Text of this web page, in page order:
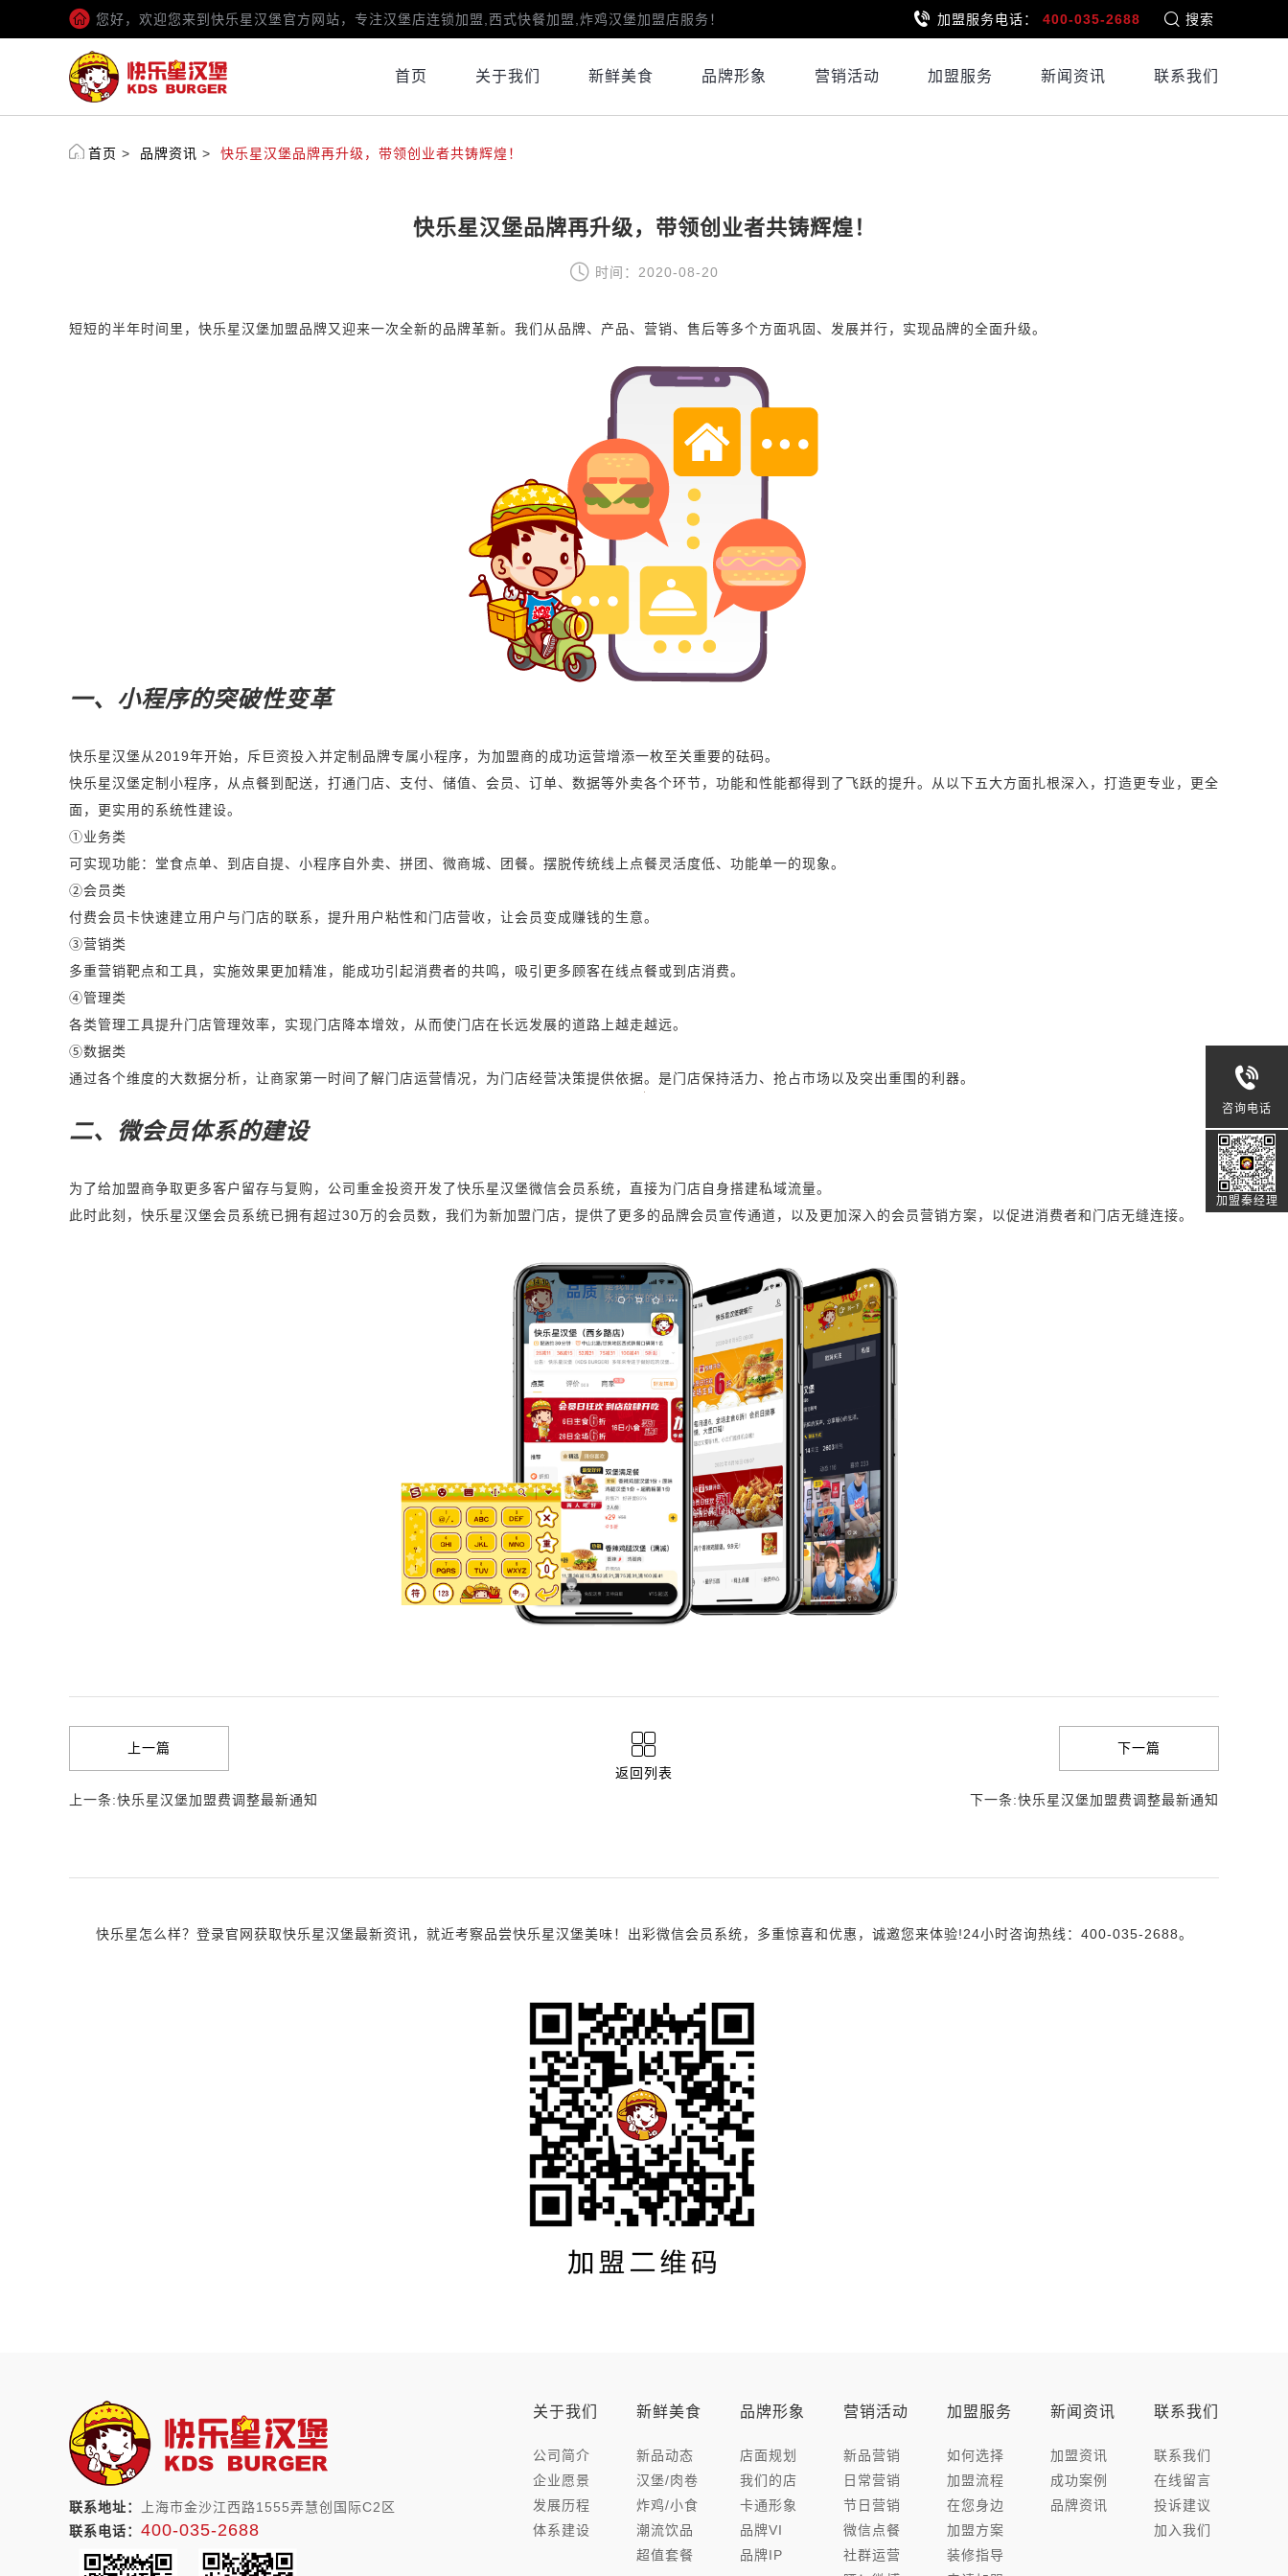
您好，欢迎您来到快乐星汉堡官方网站，专注汉堡店连锁加盟,西式快餐加盟,炸鸡汉堡加盟店服务！ 加盟服务电话： 400-035-2688 搜索
首页 关于我们 新鲜美食 品牌形象 营销活动 加盟服务 新闻资讯 联系我们
首页 > 品牌资讯 > 快乐星汉堡品牌再升级，带领创业者共铸辉煌！
快乐星汉堡品牌再升级，带领创业者共铸辉煌！
时间：2020-08-20
短短的半年时间里，快乐星汉堡加盟品牌又迎来一次全新的品牌革新。我们从品牌、产品、营销、售后等多个方面巩固、发展并行，实现品牌的全面升级。
一、小程序的突破性变革
快乐星汉堡从2019年开始，斥巨资投入并定制品牌专属小程序，为加盟商的成功运营增添一枚至关重要的砝码。
快乐星汉堡定制小程序，从点餐到配送，打通门店、支付、储值、会员、订单、数据等外卖各个环节，功能和性能都得到了飞跃的提升。从以下五大方面扎根深入，打造更专业，更全
面，更实用的系统性建设。
①业务类
可实现功能：堂食点单、到店自提、小程序自外卖、拼团、微商城、团餐。摆脱传统线上点餐灵活度低、功能单一的现象。
②会员类
付费会员卡快速建立用户与门店的联系，提升用户粘性和门店营收，让会员变成赚钱的生意。
③营销类
多重营销靶点和工具，实施效果更加精准，能成功引起消费者的共鸣，吸引更多顾客在线点餐或到店消费。
④管理类
各类管理工具提升门店管理效率，实现门店降本增效，从而使门店在长远发展的道路上越走越远。
⑤数据类
通过各个维度的大数据分析，让商家第一时间了解门店运营情况，为门店经营决策提供依据。是门店保持活力、抢占市场以及突出重围的利器。
二、微会员体系的建设
为了给加盟商争取更多客户留存与复购，公司重金投资开发了快乐星汉堡微信会员系统，直接为门店自身搭建私域流量。
此时此刻，快乐星汉堡会员系统已拥有超过30万的会员数，我们为新加盟门店，提供了更多的品牌会员宣传通道，以及更加深入的会员营销方案，以促进消费者和门店无缝连接。
上一篇
上一条:快乐星汉堡加盟费调整最新通知
返回列表
下一篇
下一条:快乐星汉堡加盟费调整最新通知
快乐星怎么样？登录官网获取快乐星汉堡最新资讯，就近考察品尝快乐星汉堡美味！出彩微信会员系统，多重惊喜和优惠，诚邀您来体验!24小时咨询热线：400-035-2688。
联系地址：
上海市金沙江西路1555弄慧创国际C2区
联系电话： 400-035-2688
关于我们
公司简介
企业愿景
发展历程
体系建设
新鲜美食
新品动态
汉堡/肉卷
炸鸡/小食
潮流饮品
超值套餐
品牌形象
店面规划
我们的店
卡通形象
品牌VI
品牌IP
营销活动
新品营销
日常营销
节日营销
微信点餐
社群运营
加盟服务
如何选择
加盟流程
在您身边
加盟方案
装修指导
新闻资讯
加盟资讯
成功案例
品牌资讯
联系我们
联系我们
在线留言
投诉建议
加入我们
咨询电话
加盟秦经理